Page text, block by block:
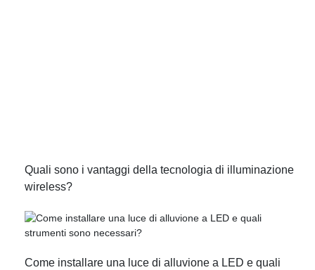
Quali sono i vantaggi della tecnologia di illuminazione
wireless?
Come installare una luce di alluvione a LED e quali